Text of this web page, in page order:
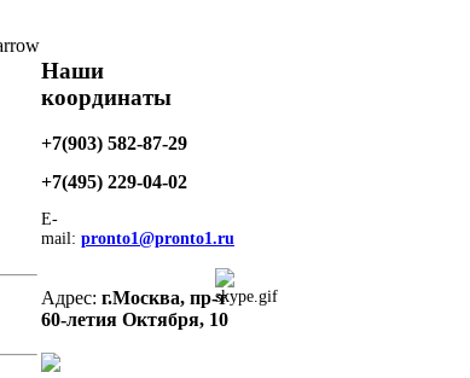
Наши
координаты
+7(903) 582-87-29
+7(495) 229-04-02
E-
mail: pronto1@pronto1.ru
Адрес: г.Москва, пр-т
60-летия Октября, 10